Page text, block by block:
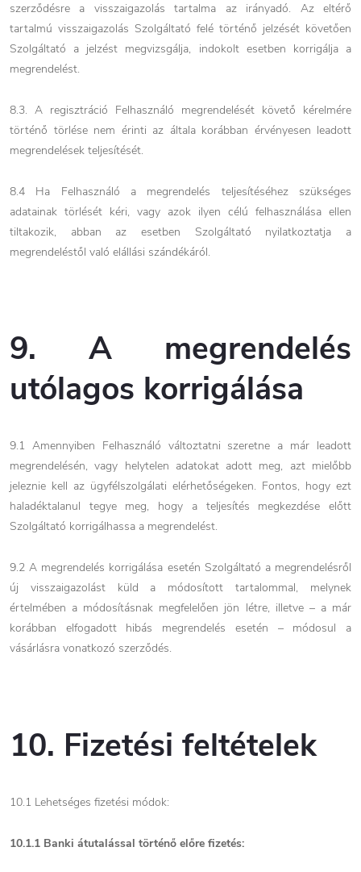
szerződésre a visszaigazolás tartalma az irányadó. Az eltérő
tartalmú visszaigazolás Szolgáltató felé történő jelzését követően
Szolgáltató a jelzést megvizsgálja, indokolt esetben korrigálja a
megrendelést.
8.3. A regisztráció Felhasználó megrendelését követő kérelmére
történő törlése nem érinti az általa korábban érvényesen leadott
megrendelések teljesítését.
8.4 Ha Felhasználó a megrendelés teljesítéséhez szükséges
adatainak törlését kéri, vagy azok ilyen célú felhasználása ellen
tiltakozik, abban az esetben Szolgáltató nyilatkoztatja a
megrendeléstől való elállási szándékáról.
9. A megrendelés
utólagos korrigálása
9.1 Amennyiben Felhasználó változtatni szeretne a már leadott
megrendelésén, vagy helytelen adatokat adott meg, azt mielőbb
jeleznie kell az ügyfélszolgálati elérhetőségeken. Fontos, hogy ezt
haladéktalanul tegye meg, hogy a teljesítés megkezdése előtt
Szolgáltató korrigálhassa a megrendelést.
9.2 A megrendelés korrigálása esetén Szolgáltató a megrendelésről
új visszaigazolást küld a módosított tartalommal, melynek
értelmében a módosításnak megfelelően jön létre, illetve – a már
korábban elfogadott hibás megrendelés esetén – módosul a
vásárlásra vonatkozó szerződés.
10. Fizetési feltételek
10.1 Lehetséges fizetési módok:
10.1.1 Banki átutalással történő előre fizetés: